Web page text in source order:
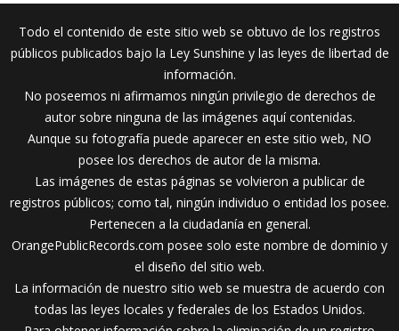
Todo el contenido de este sitio web se obtuvo de los registros
públicos publicados bajo la Ley Sunshine y las leyes de libertad de
información.
No poseemos ni afirmamos ningún privilegio de derechos de
autor sobre ninguna de las imágenes aquí contenidas.
Aunque su fotografía puede aparecer en este sitio web, NO
posee los derechos de autor de la misma.
Las imágenes de estas páginas se volvieron a publicar de
registros públicos; como tal, ningún individuo o entidad los posee.
Pertenecen a la ciudadanía en general.
OrangePublicRecords.com posee solo este nombre de dominio y
el diseño del sitio web.
La información de nuestro sitio web se muestra de acuerdo con
todas las leyes locales y federales de los Estados Unidos.